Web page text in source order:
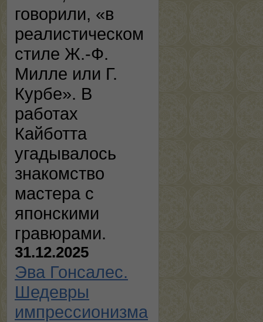
говорили, «в
реалистическом
стиле Ж.-Ф.
Милле или Г.
Курбе». В
работах
Кайботта
угадывалось
знакомство
мастера с
японскими
гравюрами.
31.12.2025
Эва Гонсалес.
Шедевры
импрессионизма